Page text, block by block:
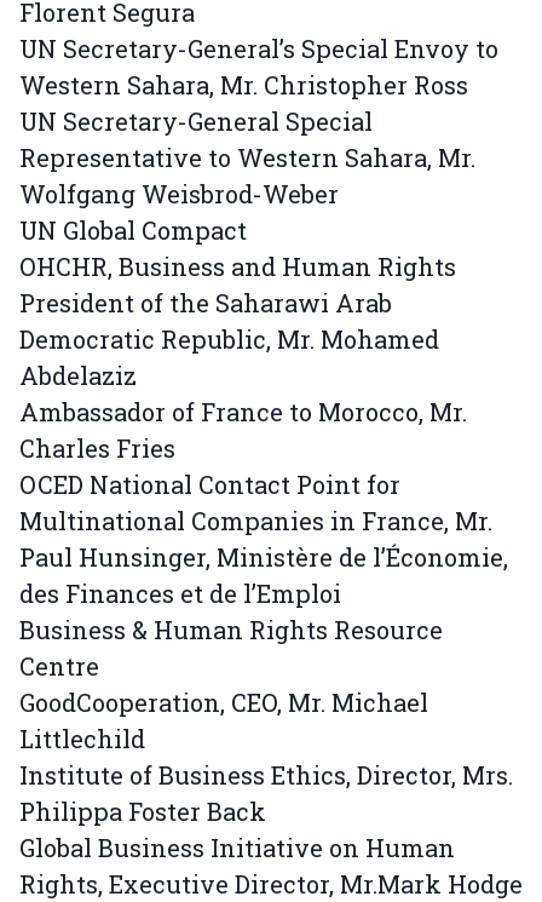
Florent Segura
UN Secretary-General’s Special Envoy to
Western Sahara, Mr. Christopher Ross
UN Secretary-General Special
Representative to Western Sahara, Mr.
Wolfgang Weisbrod-Weber
UN Global Compact
OHCHR, Business and Human Rights
President of the Saharawi Arab
Democratic Republic, Mr. Mohamed
Abdelaziz
Ambassador of France to Morocco, Mr.
Charles Fries
OCED National Contact Point for
Multinational Companies in France, Mr.
Paul Hunsinger, Ministère de l’Économie,
des Finances et de l’Emploi
Business & Human Rights Resource
Centre
GoodCooperation, CEO, Mr. Michael
Littlechild
Institute of Business Ethics, Director, Mrs.
Philippa Foster Back
Global Business Initiative on Human
Rights, Executive Director, Mr.Mark Hodge